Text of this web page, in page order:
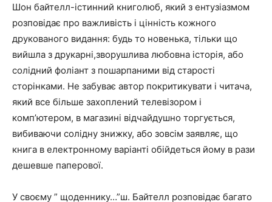
Шон байтелл-істинний книголюб, який з ентузіазмом
розповідає про важливість і цінність кожного
друкованого видання: будь то новенька, тільки що
вийшла з друкарні,зворушлива любовна історія, або
солідний фоліант з пошарпаними від старості
сторінками. Не забуває автор покритикувати і читача,
який все більше захоплений телевізором і
комп’ютером, в магазині відчайдушно торгується,
вибиваючи солідну знижку, або зовсім заявляє, що
книга в електронному варіанті обійдеться йому в рази
дешевше паперової.
У своєму ” щоденнику…”ш. Байтелл розповідає багато